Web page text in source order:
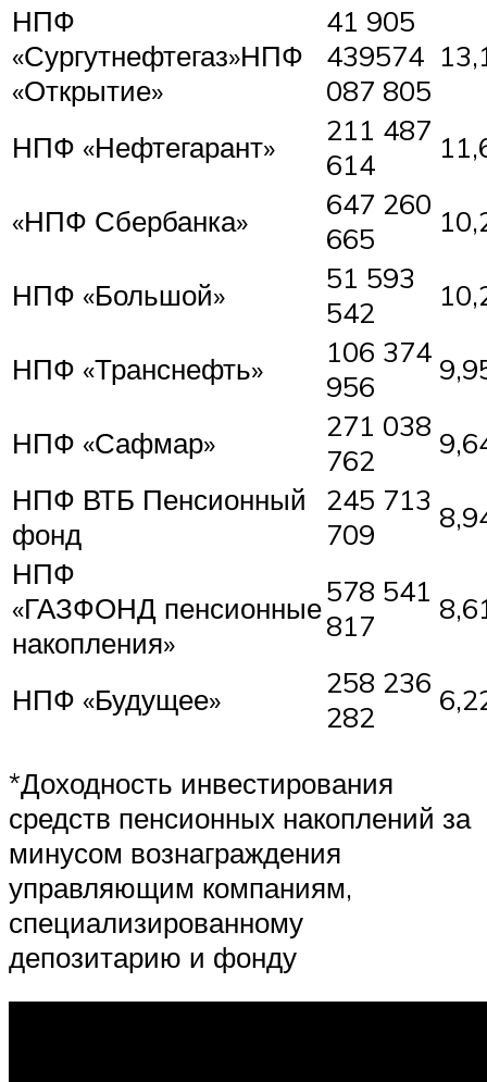
НПФ
«Сургутнефтегаз»НПФ
«Открытие»
41 905
439574
087 805
НПФ «Нефтегарант»
211 487
614
«НПФ Сбербанка»
647 260
665
НПФ «Большой»
51 593
542
НПФ «Транснефть»
106 374
956
НПФ «Сафмар»
271 038
762
НПФ ВТБ Пенсионный
фонд
245 713
709
НПФ
«ГАЗФОНД пенсионные
накопления»
578 541
817
НПФ «Будущее»
258 236
282
*Доходность инвестирования
средств пенсионных накоплений за
минусом вознаграждения
управляющим компаниям,
специализированному
депозитарию и фонду